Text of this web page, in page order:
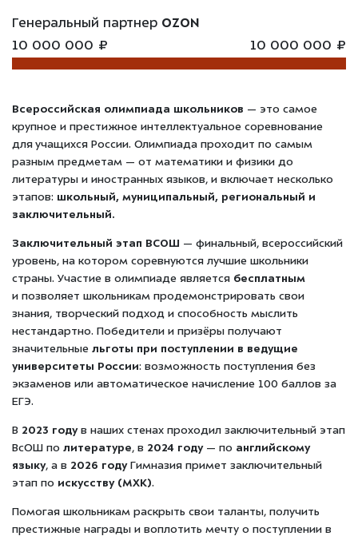
Генеральный партнер OZON
10 000 000 ₽ 10 000 000 ₽
Всероссийская олимпиада школьников — это самое
крупное и престижное интеллектуальное соревнование
для учащихся России. Олимпиада проходит по самым
разным предметам — от математики и физики до
литературы и иностранных языков, и включает несколько
этапов: школьный, муниципальный, региональный и
заключительный.
Заключительный этап ВСОШ — финальный, всероссийский
уровень, на котором соревнуются лучшие школьники
страны. Участие в олимпиаде является бесплатным
и позволяет школьникам продемонстрировать свои
знания, творческий подход и способность мыслить
нестандартно. Победители и призёры получают
значительные льготы при поступлении в ведущие
университеты России: возможность поступления без
экзаменов или автоматическое начисление 100 баллов за
ЕГЭ.
В 2023 годув наших стенах проходил заключительный этап
ВсОШ по литературе, в 2024 году— по английскому
языку, а в 2026 годуГимназия примет заключительный
этап по искусству (МХК).
Помогая школьникам раскрыть свои таланты, получить
престижные награды и воплотить мечту о поступлении в